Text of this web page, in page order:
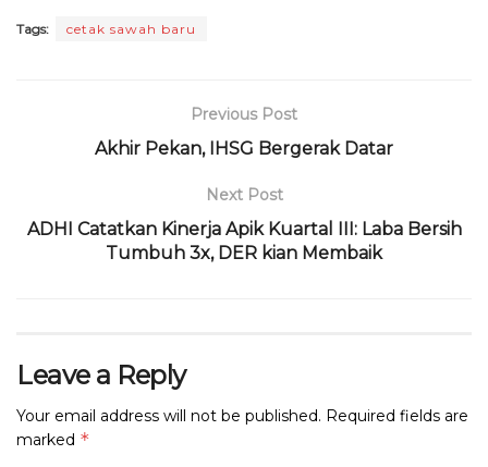
o
p
Tags: cetak sawah baru
Previous Post
Akhir Pekan, IHSG Bergerak Datar
Next Post
ADHI Catatkan Kinerja Apik Kuartal III: Laba Bersih
Tumbuh 3x, DER kian Membaik
Leave a Reply
Your email address will not be published. Required fields are
marked *